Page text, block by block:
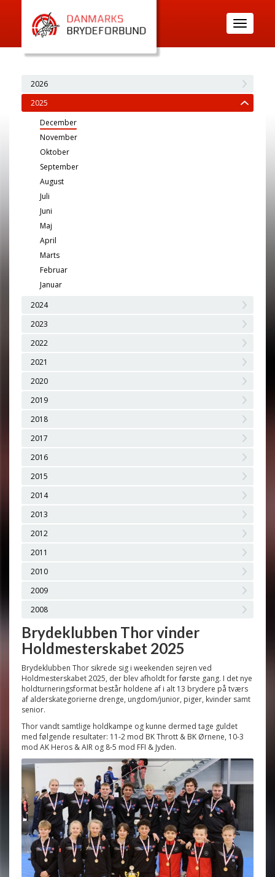
Toggle
navigation
2026
2025
December
November
Oktober
September
August
Juli
Juni
Maj
April
Marts
Februar
Januar
2024
2023
2022
2021
2020
2019
2018
2017
2016
2015
2014
2013
2012
2011
2010
2009
2008
Brydeklubben Thor vinder
Holdmesterskabet 2025
Brydeklubben Thor sikrede sig i weekenden sejren ved
Holdmesterskabet 2025, der blev afholdt for første gang. I det nye
holdturneringsformat består holdene af i alt 13 brydere på tværs
af alderskategorierne drenge, ungdom/junior, piger, kvinder samt
senior.
Thor vandt samtlige holdkampe og kunne dermed tage guldet
med følgende resultater: 11-2 mod BK Thrott & BK Ørnene, 10-3
mod AK Heros & AIR og 8-5 mod FFI & Jyden.